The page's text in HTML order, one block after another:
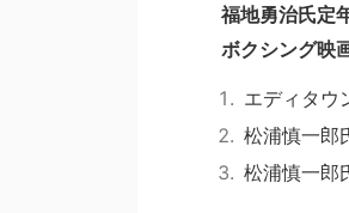
福地勇治氏定
ボクシング映
エディタウ
松浦慎一郎
松浦慎一郎